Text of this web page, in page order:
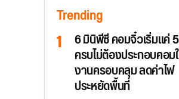
Trending
6 มินิพีซี คอมจิ๋วเริ่มแค่
ครบไม่ต้องประกอบคอม
งานครอบคลุม ลดค่าไฟ
ประหยัดพื้นที่